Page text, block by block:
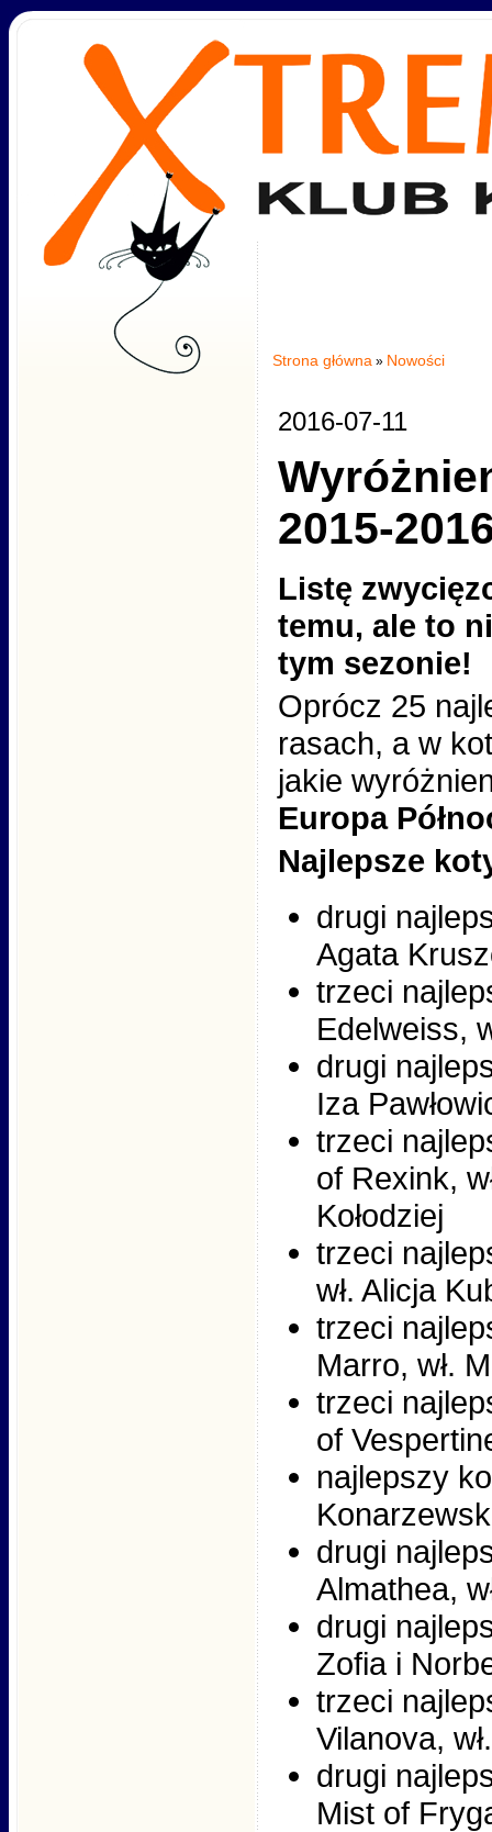
Strona główna » Nowości
2016-07-11
2015-
Listę
temu, ale to
tym sezonie!
Oprócz 25
rasach, a w
jakie
Europa
Najlepsze
drugi
Agata
trzeci
Edelweiss,
drugi
Iza
trzeci
of Rexink,
Kołodziej
trzeci
wł. Alicja
trzeci
Marro, wł.
trzeci
of
najlepszy
drugi
Almathea,
drugi
Zofia i
trzeci
Vilanova,
drugi
Mist of